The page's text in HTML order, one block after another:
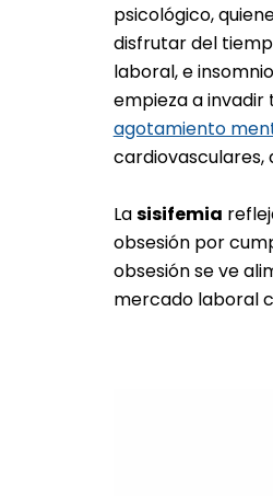
psicológico,
disfrutar del
laboral, e
empieza a invadir
agotamiento
cardiovasculares,
Lasisifemia
obsesión por
obsesión se ve
mercado laboral